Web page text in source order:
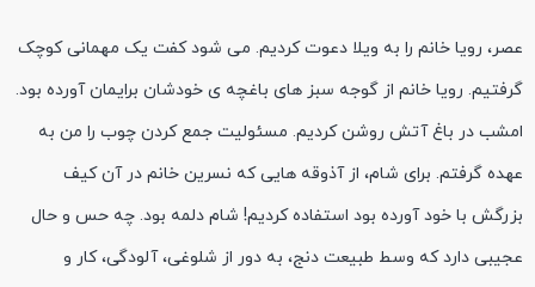
عصر، رویا خانم را به ویلا دعوت کردیم. می شود کفت یک مهمانی کوچک
گرفتیم. رویا خانم از گوجه سبز های باغچه ی خودشان برایمان آورده بود.
امشب در باغ آتش روشن کردیم. مسئولیت جمع کردن چوب را من به
عهده گرفتم. برای شام، از آذوقه هایی که نسرین خانم در آن کیف
بزرگش با خود آورده بود استفاده کردیم! شام دلمه بود. چه حس و حال
عجیبی دارد که وسط طبیعت دنج، به دور از شلوغی، آلودگی، کار و